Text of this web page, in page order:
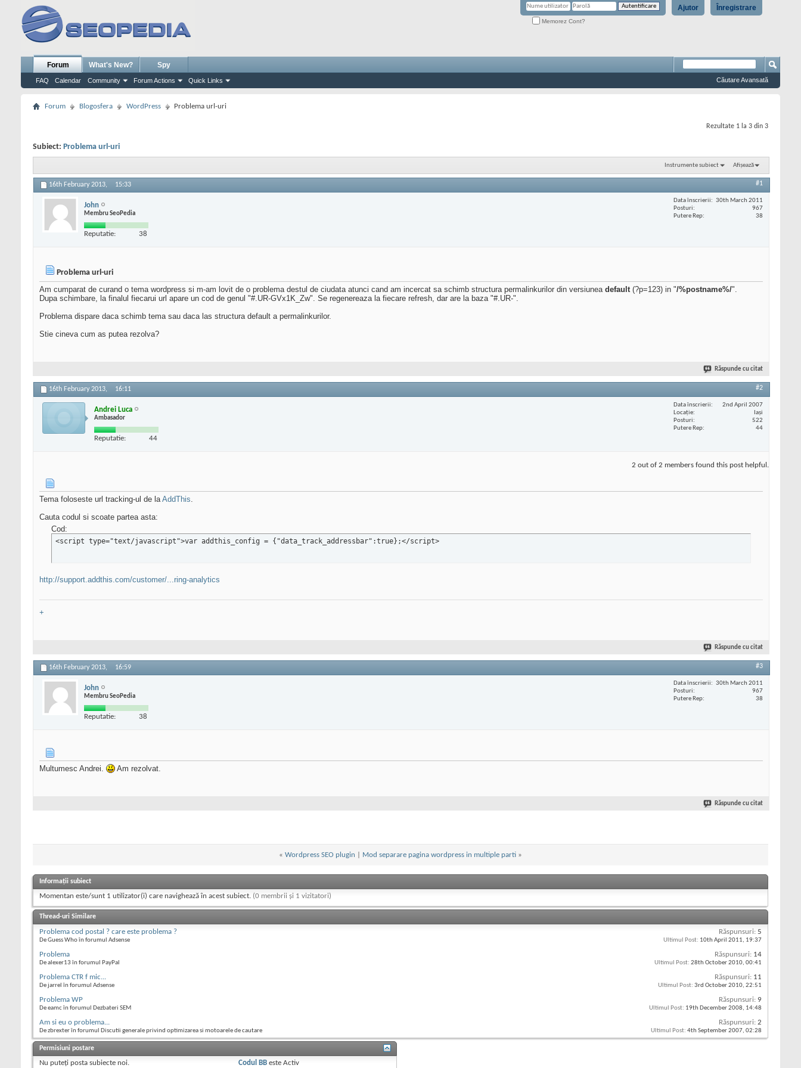
Înregistrare
Ajutor
Memorez Cont?
Forum
FAQ Calendar Community Forum Actions Quick Links
What's New? Spy
Căutare Avansată
Forum Blogosfera WordPress Problema url-uri
Rezultate 1 la 3 din 3
Subiect: Problema url-uri
Instrumente subiect Afișează
16th February 2013, 15:33 #1
John
Membru SeoPedia
Reputatie: 38
Data înscrierii
30th March 2011
Posturi
967
Putere Rep
38
Problema url-uri
Am cumparat de curand o tema wordpress si m-am lovit de o problema destul de ciudata atunci cand am incercat sa schimb structura permalinkurilor din versiunea default(?p=123) in "/%postname%/".
Dupa schimbare, la finalul fiecarui url apare un cod de genul "#.UR-GVx1K_Zw". Se regenereaza la fiecare refresh, dar are la baza "#.UR-".
Problema dispare daca schimb tema sau daca las structura default a permalinkurilor.
Stie cineva cum as putea rezolva?
Răspunde cu citat
16th February 2013, 16:11 #2
Andrei Luca
Ambasador
Reputatie: 44
Data înscrierii
2nd April 2007
Locaţie
Iași
Posturi
522
Putere Rep
44
2 out of 2 members found this post helpful.
Tema foloseste url tracking-ul de laAddThis.
Cauta codul si scoate partea asta:
Cod:
<script type="text/javascript">var addthis_config = {"data_track_addressbar":true};</script>
http://support.addthis.com/customer/...ring-analytics
+
Răspunde cu citat
16th February 2013, 16:59 #3
John
Membru SeoPedia
Reputatie: 38
Data înscrierii
30th March 2011
Posturi
967
Putere Rep
38
Multumesc Andrei. Am rezolvat.
Răspunde cu citat
« Wordpress SEO plugin Mod separare pagina wordpress in multiple parti »
Informații subiect
Momentan este/sunt 1 utilizator(i) care navighează în acest subiect. (0 membrii și 1 vizitatori)
Thread-uri Similare
Problema cod postal ? care este problema ?
De Guess Who în forumul Adsense
Răspunsuri: 5
Ultimul Post: 10th April 2011, 19:37
Problema
De alexer13 în forumul PayPal
Răspunsuri: 14
Ultimul Post: 28th October 2010, 00:41
Problema CTR f mic...
De jarrel în forumul Adsense
Răspunsuri: 11
Ultimul Post: 3rd October 2010, 22:51
Problema WP
De eamc în forumul Dezbateri SEM
Răspunsuri: 9
Ultimul Post: 19th December 2008, 14:48
Am si eu o problema...
De zbrexter în forumul Discutii generale privind optimizarea si motoarele de cautare
Răspunsuri: 2
Ultimul Post: 4th September 2007, 02:28
Permisiuni postare
Nu puteţi posta subiecte noi. Codul BB esteActiv